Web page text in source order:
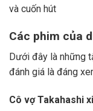
và cuốn hút
Các phim của
Dưới đây là những
đánh giá là đáng
Cô vợ Takahashi